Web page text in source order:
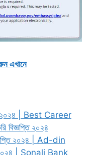
এখানে
২০২৪ | Best Career
বিজ্ঞপ্তি ২০২৪
২০২৪ | Ad-din
২০২৪ | Sonali Bank